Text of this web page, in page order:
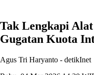
Tak Lengkapi
Gugatan Kuota
Agus Tri Haryanto - detikInet